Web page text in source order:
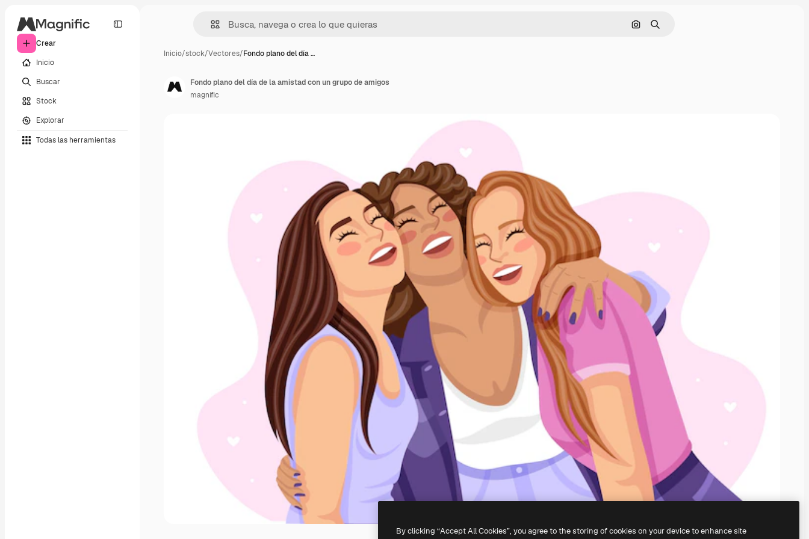
Crear
Inicio
Buscar
Stock
Explorar
Todas las herramientas
Buscar por imagen
Buscar
Inicio/stock/Vectores/Fondo plano del día …
Fondo plano del día de la amistad con un grupo de amigos
magnific
By clicking “Accept All Cookies”, you agree to the storing of cookies on your device to enhance site